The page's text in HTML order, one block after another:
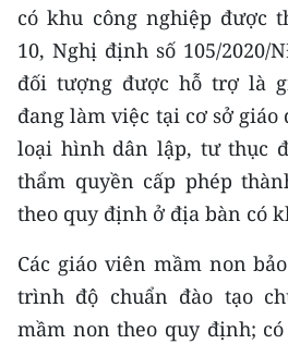
CHƯƠNG TRÌNH OCOP - MỖI XÃ
MỘT SẢN PHẨM
RADIO
MEDIA CENTER
E-Magazine
Video
Media Chính trị
có khu công nghiệp được
10, Nghị định số 105/2020/
đối tượng được hỗ trợ là
đang làm việc tại cơ sở giáo
loại hình dân lập, tư thục
thẩm quyền cấp phép
theo quy định ở địa bàn có
Các giáo viên mầm non
trình độ chuẩn đào tạo
mầm non theo quy định;